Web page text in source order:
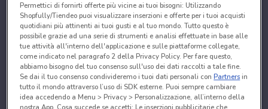
Permettici di fornirti offerte più vicine ai tuoi bisogni: Utilizzando
Shopfully/Tiendeo puoi visualizzare inserzioni e offerte per i tuoi acquisti
quotidiani più attinenti ai tuoi gusti e al tuo mondo. Tutto questo è
possibile grazie ad una serie di strumenti e analisi effettuate in base alle
tue attività all'interno dell'applicazione e sulle piattaforme collegate,
come indicato nel paragrafo 2 della Privacy Policy. Per fare questo,
abbiamo bisogno del tuo consenso sull'uso dei dati raccolti a tale fine.
Se dai il tuo consenso condivideremo i tuoi dati personali conPartnersin
tutto il mondo attraverso l’uso di SDK esterne. Puoi sempre cambiare
idea accedendo a Menu > Privacy > Personalizzazione, all’interno della